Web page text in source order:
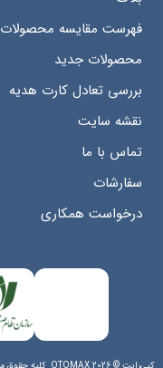
فهرست مقایسه محصولات
محصولات جدید
بررسی تعادل کارت هدیه
نقشه سایت
تماس با ما
سفارشات
درخواست همکاری